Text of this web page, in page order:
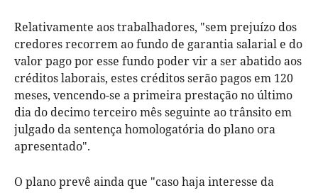
Relativamente aos trabalhadores, "sem prejuízo dos
credores recorrem ao fundo de garantia salarial e do
valor pago por esse fundo poder vir a ser abatido aos
créditos laborais, estes créditos serão pagos em 120
meses, vencendo-se a primeira prestação no último
dia do decimo terceiro mês seguinte ao trânsito em
julgado da sentença homologatória do plano ora
apresentado".
O plano prevê ainda que "caso haja interesse da